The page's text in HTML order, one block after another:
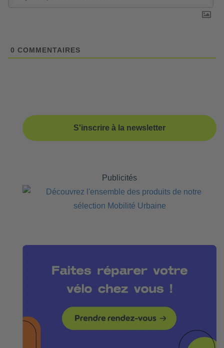
0 COMMENTAIRES
S'inscrire à la newsletter
Publicités